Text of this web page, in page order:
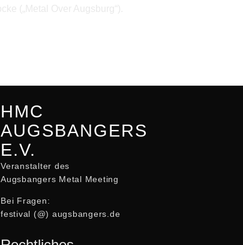
HMC
AUGSBANGERS
E.V.
Veranstalter des
Augsbangers Metal Meeting
Bei Fragen:
festival (@) augsbangers.de